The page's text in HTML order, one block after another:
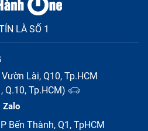
LÀ SỐ 1
Lài, Q10, Tp.HCM
Q.10, Tp.HCM)
Zalo
Bến Thành, Q1, TpHCM